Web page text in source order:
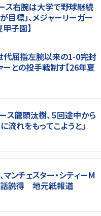
ス右腕は大学で野球継続
目標」、メジャーリーガー
子園】
代屈指左腕以来の1-0完封
ーとの投手戦制す【26年夏
ス龍頭汰樹、５回途中から
流れをもってこようと」
マンチェスター・シティーM
話説得 地元紙報道